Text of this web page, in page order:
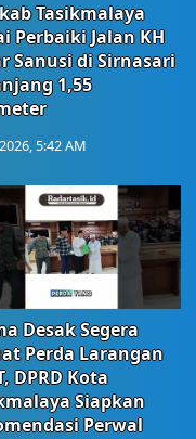
Tasikmalaya
Perbaiki Jalan KH
Sanusi di Sirnasari
1,55
5:42 AM
Desak Segera
Perda Larangan
DPRD Kota
Siapkan
Perwal